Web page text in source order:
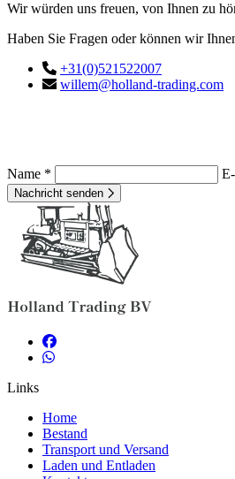
Wir würden uns freuen, von Ihnen zu
Haben Sie Fragen oder können wir
+31(0)521522007
willem@holland-trading.com
Name *
Nachricht senden
Links
Home
Bestand
Transport und Versand
Laden und Entladen